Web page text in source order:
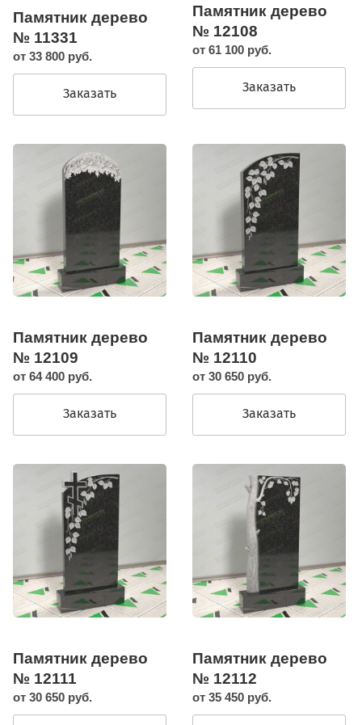
Памятник дерево
№ 11331
от 33 800 руб.
Заказать
Памятник дерево
№ 12108
от 61 100 руб.
Заказать
Памятник дерево
№ 12109
от 64 400 руб.
Заказать
Памятник дерево
№ 12110
от 30 650 руб.
Заказать
Памятник дерево
№ 12111
от 30 650 руб.
Памятник дерево
№ 12112
от 35 450 руб.